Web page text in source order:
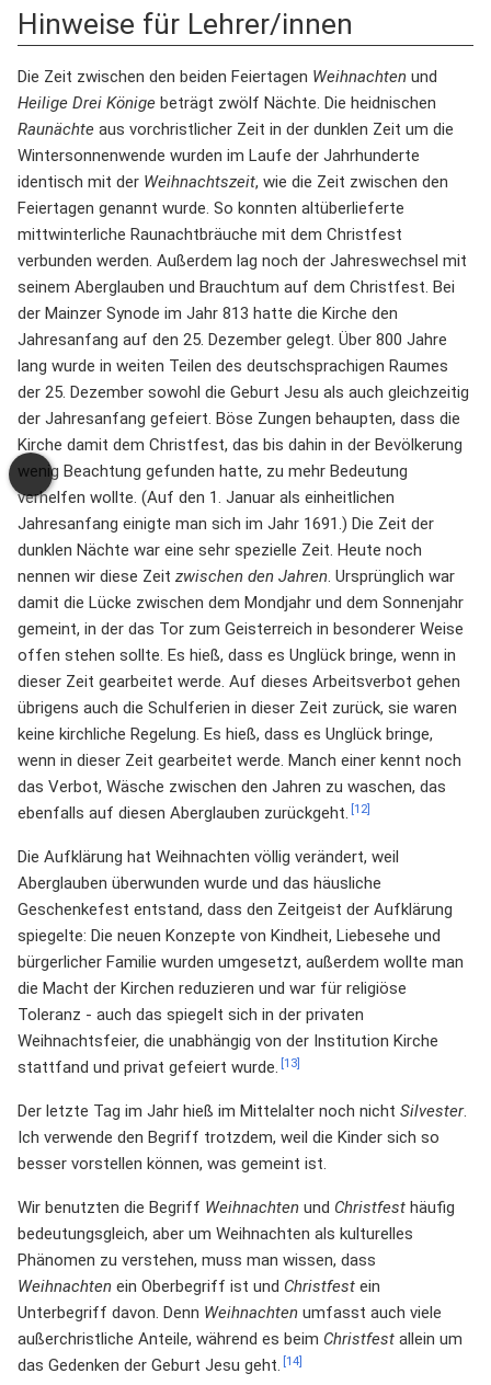
Hinweise für Lehrer/innen
Die Zeit zwischen den beiden Feiertagen Weihnachten und
Heilige Drei Könige beträgt zwölf Nächte. Die heidnischen
Raunächte aus vorchristlicher Zeit in der dunklen Zeit um die
Wintersonnenwende wurden im Laufe der Jahrhunderte
identisch mit der Weihnachtszeit, wie die Zeit zwischen den
Feiertagen genannt wurde. So konnten altüberlieferte
mittwinterliche Raunachtbräuche mit dem Christfest
verbunden werden. Außerdem lag noch der Jahreswechsel mit
seinem Aberglauben und Brauchtum auf dem Christfest. Bei
der Mainzer Synode im Jahr 813 hatte die Kirche den
Jahresanfang auf den 25. Dezember gelegt. Über 800 Jahre
lang wurde in weiten Teilen des deutschsprachigen Raumes
der 25. Dezember sowohl die Geburt Jesu als auch gleichzeitig
der Jahresanfang gefeiert. Böse Zungen behaupten, dass die
Kirche damit dem Christfest, das bis dahin in der Bevölkerung
wenig Beachtung gefunden hatte, zu mehr Bedeutung
verhelfen wollte. (Auf den 1. Januar als einheitlichen
Jahresanfang einigte man sich im Jahr 1691.) Die Zeit der
dunklen Nächte war eine sehr spezielle Zeit. Heute noch
nennen wir diese Zeit zwischen den Jahren. Ursprünglich war
damit die Lücke zwischen dem Mondjahr und dem Sonnenjahr
gemeint, in der das Tor zum Geisterreich in besonderer Weise
offen stehen sollte. Es hieß, dass es Unglück bringe, wenn in
dieser Zeit gearbeitet werde. Auf dieses Arbeitsverbot gehen
übrigens auch die Schulferien in dieser Zeit zurück, sie waren
keine kirchliche Regelung. Es hieß, dass es Unglück bringe,
wenn in dieser Zeit gearbeitet werde. Manch einer kennt noch
das Verbot, Wäsche zwischen den Jahren zu waschen, das
ebenfalls auf diesen Aberglauben zurückgeht. [12]
Die Aufklärung hat Weihnachten völlig verändert, weil
Aberglauben überwunden wurde und das häusliche
Geschenkefest entstand, dass den Zeitgeist der Aufklärung
spiegelte: Die neuen Konzepte von Kindheit, Liebesehe und
bürgerlicher Familie wurden umgesetzt, außerdem wollte man
die Macht der Kirchen reduzieren und war für religiöse
Toleranz - auch das spiegelt sich in der privaten
Weihnachtsfeier, die unabhängig von der Institution Kirche
stattfand und privat gefeiert wurde. [13]
Der letzte Tag im Jahr hieß im Mittelalter noch nicht Silvester.
Ich verwende den Begriff trotzdem, weil die Kinder sich so
besser vorstellen können, was gemeint ist.
Wir benutzten die Begriff Weihnachten und Christfest häufig
bedeutungsgleich, aber um Weihnachten als kulturelles
Phänomen zu verstehen, muss man wissen, dass
Weihnachten ein Oberbegriff ist und Christfest ein
Unterbegriff davon. Denn Weihnachten umfasst auch viele
außerchristliche Anteile, während es beim Christfest allein um
das Gedenken der Geburt Jesu geht. [14]